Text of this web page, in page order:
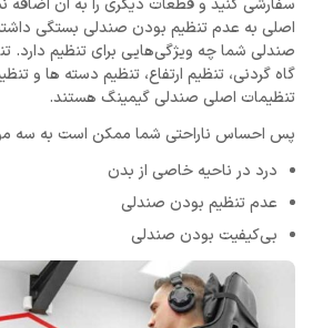
سفارشی کنید و قطعات دیگری را به آن اضافه
اصلی به عدم تنظیم بودن صندلی بستگی
صندلی شما چه ویژگی‌هایی برای تنظیم دارد.
گاه گردنی، تنظیم ارتفاع، تنظیم دسته ها و
تنظیمات اصلی صندلی گیمینگ هستند.
پس احساس ناراحتی شما ممکن است به سه
درد در ناحیه خاصی از بدن
عدم تنظیم بودن صندلی
بی‌کیفیت بودن صندلی